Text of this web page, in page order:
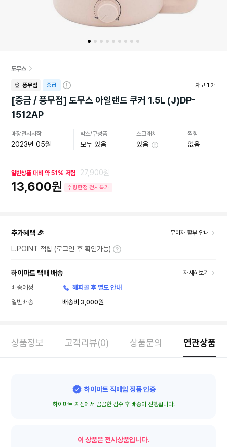
도무스
풍무점 중급
자
세
재고 1 개
[중급 / 풍무점] 도무스 아일랜드 쿠커 1.5L (J)DP-
1512AP
매장전시시작
2023년 05월
박스/구성품
모두 있음
스크래치
있음
찍힘
없음
일반상품 대비 약 51% 저렴 27,900원
13,600원 수량한정 전시특가
추가혜택 🎉 무이자 할부 안내
L.POINT 적립 (로그인 후 확인가능)
하이마트 택배 배송 자세히보기
배송예정
해피콜 후 별도 안내
일반배송
배송비 3,000원
상품정보 고객리뷰(0) 상품문의 연관상품
하이마트 직매입 정품 인증
하이마트 지점에서 꼼꼼한 검수 후 배송이 진행됩니다.
이 상품은 전시상품입니다.